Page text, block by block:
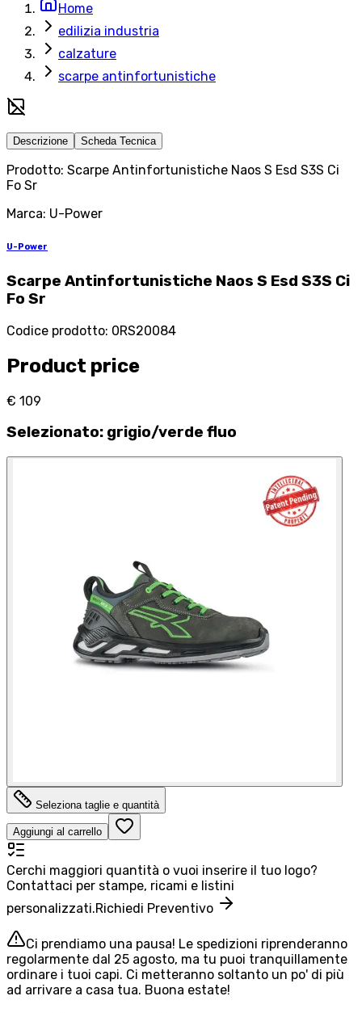
Home
edilizia industria
calzature
scarpe antinfortunistiche
Descrizione Scheda Tecnica
Prodotto: Scarpe Antinfortunistiche Naos S Esd S3S Ci
Fo Sr
Marca: U-Power
U-Power
Scarpe Antinfortunistiche Naos S Esd S3S Ci
Fo Sr
Codice prodotto: 0RS20084
Product price
€ 109
Selezionato: grigio/verde fluo
Seleziona taglie e quantità
Aggiungi al carrello
Cerchi maggiori quantità o vuoi inserire il tuo logo?
Contattaci per stampe, ricami e listini
personalizzati.Richiedi Preventivo
Ci prendiamo una pausa! Le spedizioni riprenderanno
regolarmente dal 25 agosto, ma tu puoi tranquillamente
ordinare i tuoi capi. Ci metteranno soltanto un po' di più
ad arrivare a casa tua. Buona estate!